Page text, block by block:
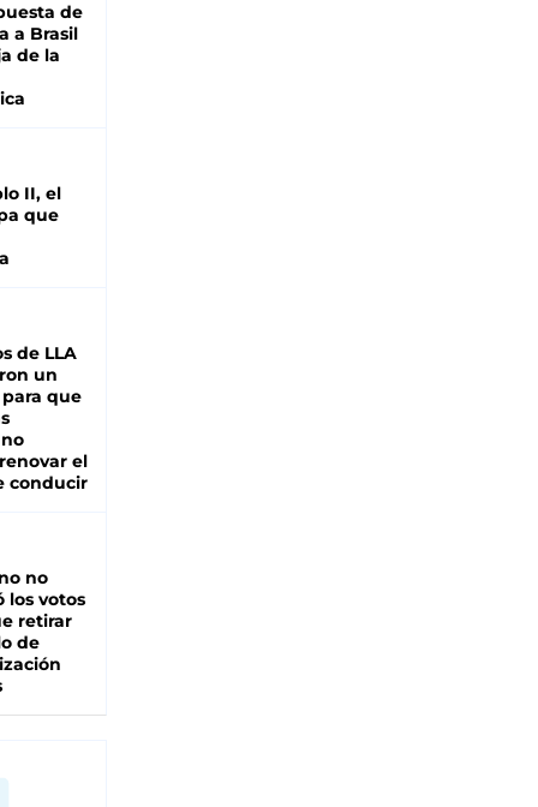
de
a Brasil
de la
II, el
que
de LLA
un
que
el
conducir
no
los votos
retirar
de